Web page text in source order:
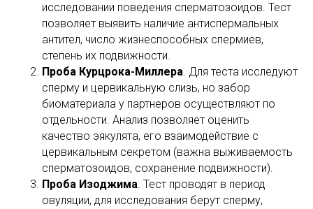
исследовании поведения сперматозоидов. Тест
позволяет выявить наличие антиспермальных
антител, число жизнеспособных спермиев,
степень их подвижности.
Проба Курцрока-Миллера. Для теста исследуют
сперму и цервикальную слизь, но забор
биоматериала у партнеров осуществляют по
отдельности. Анализ позволяет оценить
качество эякулята, его взаимодействие с
цервикальным секретом (важна выживаемость
сперматозоидов, сохранение подвижности).
Проба Изоджима. Тест проводят в период
овуляции, для исследования берут сперму,